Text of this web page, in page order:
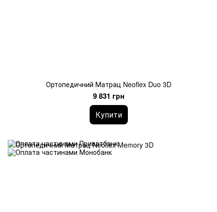
Ортопедичний Матрац Neoflex Duo 3D
9 831 грн
Купити